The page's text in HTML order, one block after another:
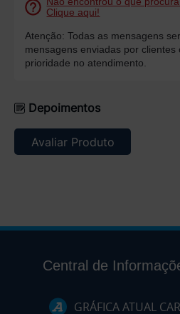
Clique aqui!
Atenção: Todas as mensagens
mensagens enviadas por clientes
prioridade no atendimento.
Depoimentos
Avaliar Produto
Central de
GRÁFICA ATUAL